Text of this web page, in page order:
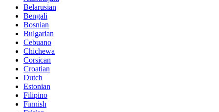
Belarusian
Bengali
Bosnian
Bulgarian
Cebuano
Chichewa
Corsican
Croatian
Dutch
Estonian
Filipino
Finnish